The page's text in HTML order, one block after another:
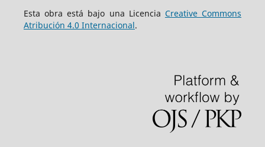
Esta obra está bajo una Licencia Creative Commons
Atribución 4.0 Internacional.